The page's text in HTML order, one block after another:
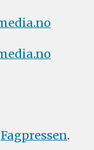
Fagpressen.